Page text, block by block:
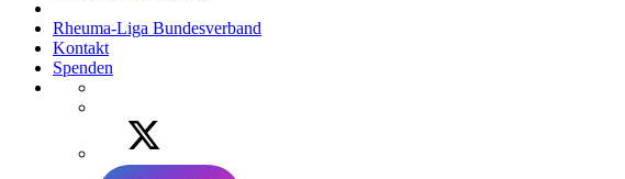
Rheuma-Liga Bundesverband
Kontakt
Spenden